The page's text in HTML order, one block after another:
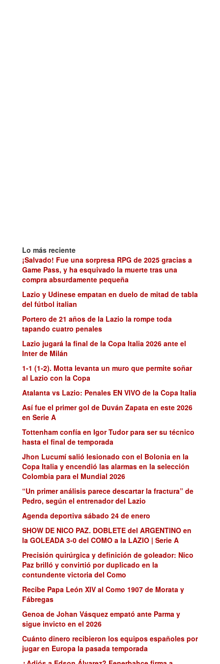
Lo más reciente
¡Salvado! Fue una sorpresa RPG de 2025 gracias a
Game Pass, y ha esquivado la muerte tras una
compra absurdamente pequeña
Lazio y Udinese empatan en duelo de mitad de tabla
del fútbol italian
Portero de 21 años de la Lazio la rompe toda
tapando cuatro penales
Lazio jugará la final de la Copa Italia 2026 ante el
Inter de Milán
1-1 (1-2). Motta levanta un muro que permite soñar
al Lazio con la Copa
Atalanta vs Lazio: Penales EN VIVO de la Copa Italia
Así fue el primer gol de Duván Zapata en este 2026
en Serie A
Tottenham confía en Igor Tudor para ser su técnico
hasta el final de temporada
Jhon Lucumí salió lesionado con el Bolonia en la
Copa Italia y encendió las alarmas en la selección
Colombia para el Mundial 2026
“Un primer análisis parece descartar la fractura” de
Pedro, según el entrenador del Lazio
Agenda deportiva sábado 24 de enero
SHOW DE NICO PAZ. DOBLETE del ARGENTINO en
la GOLEADA 3-0 del COMO a la LAZIO | Serie A
Precisión quirúrgica y definición de goleador: Nico
Paz brilló y convirtió por duplicado en la
contundente victoria del Como
Recibe Papa León XIV al Como 1907 de Morata y
Fábregas
Genoa de Johan Vásquez empató ante Parma y
sigue invicto en el 2026
Cuánto dinero recibieron los equipos españoles por
jugar en Europa la pasada temporada